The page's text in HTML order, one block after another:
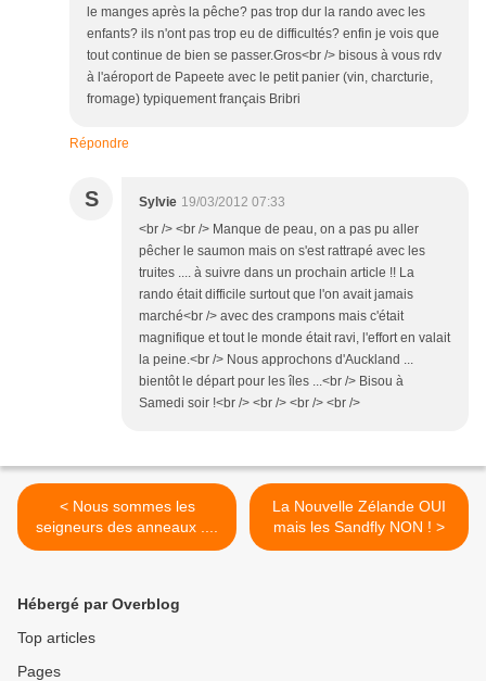
le manges après la pêche? pas trop dur la rando avec les
enfants? ils n'ont pas trop eu de difficultés? enfin je vois que
tout continue de bien se passer.Gros<br /> bisous à vous rdv
à l'aéroport de Papeete avec le petit panier (vin, charcturie,
fromage) typiquement français Bribri
Répondre
S Sylvie 19/03/2012 07:33
<br /> <br /> Manque de peau, on a pas pu aller
pêcher le saumon mais on s'est rattrapé avec les
truites .... à suivre dans un prochain article !! La
rando était difficile surtout que l'on avait jamais
marché<br /> avec des crampons mais c'était
magnifique et tout le monde était ravi, l'effort en valait
la peine.<br /> Nous approchons d'Auckland ...
bientôt le départ pour les îles ...<br /> Bisou à
Samedi soir !<br /> <br /> <br /> <br />
< Nous sommes les
seigneurs des anneaux ....
La Nouvelle Zélande OUI
mais les Sandfly NON ! >
Hébergé par Overblog
Top articles
Pages